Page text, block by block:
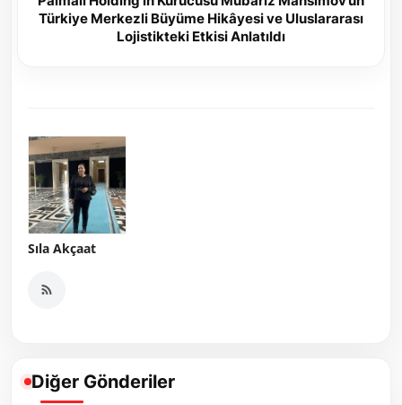
Türkiye Merkezli Büyüme Hikâyesi ve Uluslararası
Lojistikteki Etkisi Anlatıldı
Sıla Akçaat
Diğer Gönderiler